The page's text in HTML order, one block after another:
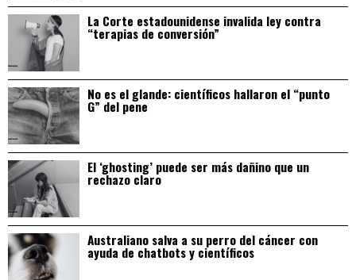
La Corte estadounidense invalida ley contra
“terapias de conversión”
No es el glande: científicos hallaron el “punto
G” del pene
El ‘ghosting’ puede ser más dañino que un
rechazo claro
Australiano salva a su perro del cáncer con
ayuda de chatbots y científicos